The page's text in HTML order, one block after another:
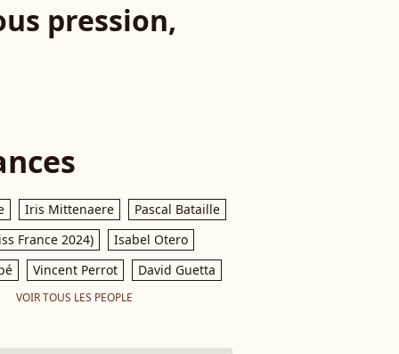
pression,
Iris Mittenaere
Pascal Bataille
France 2024)
Isabel Otero
Vincent Perrot David Guetta
VOIR TOUS LES PEOPLE